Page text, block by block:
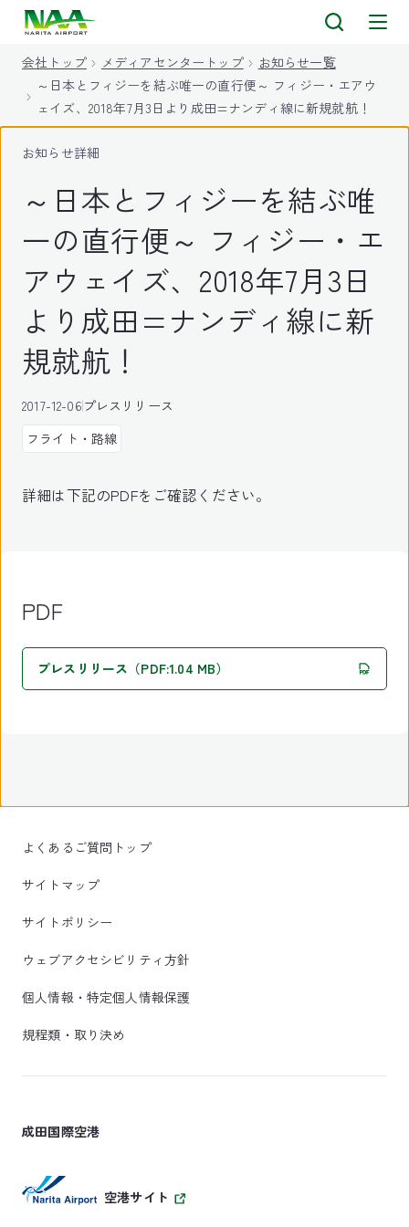
会社トップ メディアセンタートップ
お知らせ一覧
～日本とフィジーを結ぶ唯一の直行便～ フィジー・エアウ
ェイズ、2018年7月3日より成田=ナンディ線に新規就航！
お知らせ詳細
～日本とフィジーを結ぶ唯
一の直行便～ フィジー・エ
アウェイズ、2018年7月3日
より成田=ナンディ線に新
規就航！
2017-12-06プレスリリース
フライト・路線
詳細は下記のPDFをご確認ください。
PDF
プレスリリース（PDF:1.04 MB）
よくあるご質問トップ
サイトマップ
サイトポリシー
ウェブアクセシビリティ方針
個人情報・特定個人情報保護
規程類・取り決め
成田国際空港
空港サイト